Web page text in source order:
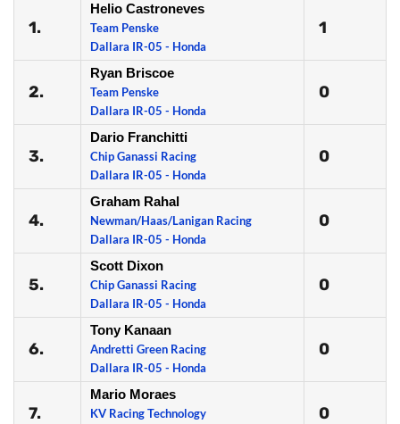
1.
Helio Castroneves
Team Penske
Dallara IR-05 - Honda
1
2.
Ryan Briscoe
Team Penske
Dallara IR-05 - Honda
0
3.
Dario Franchitti
Chip Ganassi Racing
Dallara IR-05 - Honda
0
4.
Graham Rahal
Newman/Haas/Lanigan Racing
Dallara IR-05 - Honda
0
5.
Scott Dixon
Chip Ganassi Racing
Dallara IR-05 - Honda
0
6.
Tony Kanaan
Andretti Green Racing
Dallara IR-05 - Honda
0
7.
Mario Moraes
KV Racing Technology
0